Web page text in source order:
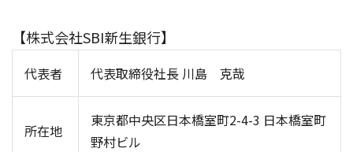
【株式会社SBI新生銀行】
代表者 代表取締役社長 川島 克哉
所在地
東京都中央区日本橋室町2-4-3 日本橋室町
野村ビル